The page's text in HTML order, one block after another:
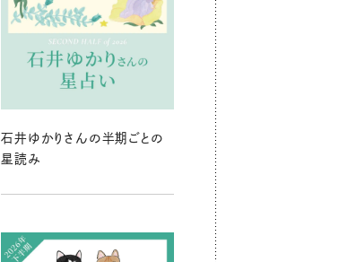
石井ゆかりさんの半期ごとの
星読み